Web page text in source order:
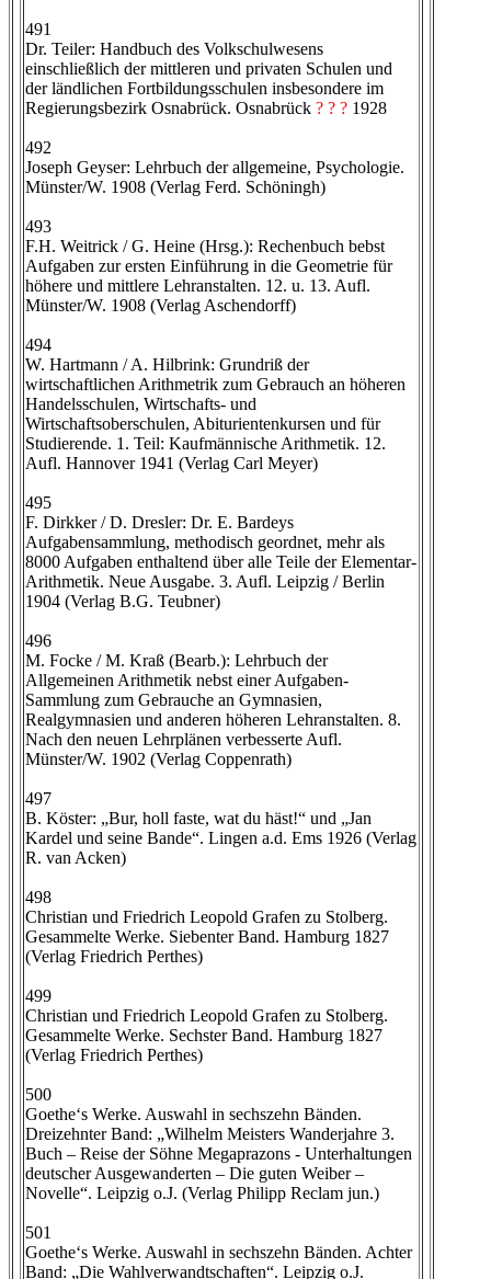
491
Dr. Teiler: Handbuch des Volkschulwesens
einschließlich der mittleren und privaten Schulen und
der ländlichen Fortbildungsschulen insbesondere im
Regierungsbezirk Osnabrück. Osnabrück ? ? ? 1928
492
Joseph Geyser: Lehrbuch der allgemeine, Psychologie.
Münster/W. 1908 (Verlag Ferd. Schöningh)
493
F.H. Weitrick / G. Heine (Hrsg.): Rechenbuch bebst
Aufgaben zur ersten Einführung in die Geometrie für
höhere und mittlere Lehranstalten. 12. u. 13. Aufl.
Münster/W. 1908 (Verlag Aschendorff)
494
W. Hartmann / A. Hilbrink: Grundriß der
wirtschaftlichen Arithmetrik zum Gebrauch an höheren
Handelsschulen, Wirtschafts- und
Wirtschaftsoberschulen, Abiturientenkursen und für
Studierende. 1. Teil: Kaufmännische Arithmetik. 12.
Aufl. Hannover 1941 (Verlag Carl Meyer)
495
F. Dirkker / D. Dresler: Dr. E. Bardeys
Aufgabensammlung, methodisch geordnet, mehr als
8000 Aufgaben enthaltend über alle Teile der Elementar-
Arithmetik. Neue Ausgabe. 3. Aufl. Leipzig / Berlin
1904 (Verlag B.G. Teubner)
496
M. Focke / M. Kraß (Bearb.): Lehrbuch der
Allgemeinen Arithmetik nebst einer Aufgaben-
Sammlung zum Gebrauche an Gymnasien,
Realgymnasien und anderen höheren Lehranstalten. 8.
Nach den neuen Lehrplänen verbesserte Aufl.
Münster/W. 1902 (Verlag Coppenrath)
497
B. Köster: „Bur, holl faste, wat du häst!“ und „Jan
Kardel und seine Bande“. Lingen a.d. Ems 1926 (Verlag
R. van Acken)
498
Christian und Friedrich Leopold Grafen zu Stolberg.
Gesammelte Werke. Siebenter Band. Hamburg 1827
(Verlag Friedrich Perthes)
499
Christian und Friedrich Leopold Grafen zu Stolberg.
Gesammelte Werke. Sechster Band. Hamburg 1827
(Verlag Friedrich Perthes)
500
Goethe‘s Werke. Auswahl in sechszehn Bänden.
Dreizehnter Band: „Wilhelm Meisters Wanderjahre 3.
Buch – Reise der Söhne Megaprazons - Unterhaltungen
deutscher Ausgewanderten – Die guten Weiber –
Novelle“. Leipzig o.J. (Verlag Philipp Reclam jun.)
501
Goethe‘s Werke. Auswahl in sechszehn Bänden. Achter
Band: „Die Wahlverwandtschaften“. Leipzig o.J.